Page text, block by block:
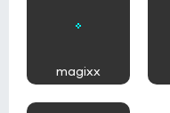
magixx